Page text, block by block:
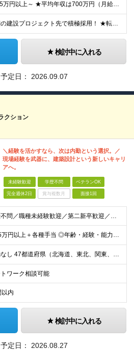
月給 45万円以上～ ★平均年収は700万円（月給50万円） ◎残業手当は、全額別途支給します。 ◎年齢・経験・能力などを考慮の上、決定します。 ◎試用期間3ヶ月あり。その間の待遇に変動はありません
★全国の建設プロジェクト先で積極採用！ ★転居を伴う転勤なし ★配属先は希望を最大限考慮します ★I・Uターン支援・寮あり ★案件によりマイカー通勤OK ＝拠点一覧＝ ◆本社／東京都港区東新橋2丁目
検討中に入れる
定日： 2026.09.07
クション
＼経験を活かすなら、次は内勤という選択。／
現場経験を武器に、建築設計という新しいキャリ
アへ。
未経験歓迎 学歴不問 ベテランOK
完全週休2日 賞与複数月 面接1回
＜学歴不問／職種未経験歓迎／第二新卒歓迎／ブランクOK＞ ■建設業界での実務経験をお持ちの方 └年数・分野・職種はいっさい不問！ ◆設計職が初めての方も歓迎！ ◆施工管理など、現場経験を活かしてキ
月給45万円以上＋各種手当 ◎年齢・経験・能力・適性を考慮して、支給額を決定します。 ◎残業代は1分単位で100％支給。頑張った分はきちんと収入に還元します！ ＼充実の各種手当／ ■交通費全額支給
◎転勤なし 47都道府県（北海道、東北、関東、北陸・甲信越、関西、東海、中国、四国、九州、沖縄）の各プロジェクト先 ◇本人の希望を伴わない転居はなく、転勤もありません。 ◇勤務地はご希望を最大限考
ワーク相談可能
内
検討中に入れる
定日： 2026.08.27